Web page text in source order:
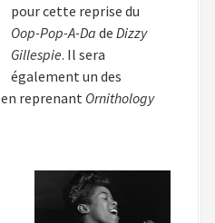
pour cette reprise du
Oop-Pop-A-Da de Dizzy
Gillespie. Il sera
également un des
en reprenant Ornithology